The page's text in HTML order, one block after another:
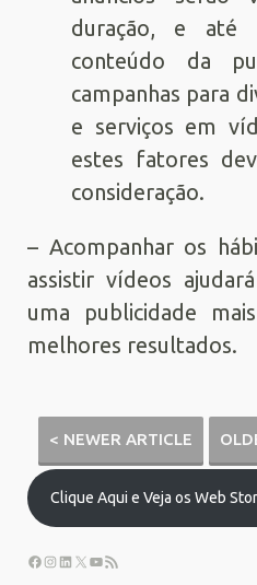
duração, e até
conteúdo da
campanhas para
e serviços em
estes fatores
consideração.
– Acompanhar os
assistir vídeos
uma publicidade
melhores resultados.
< NEWER ARTICLE
Clique Aqui e Veja os Web